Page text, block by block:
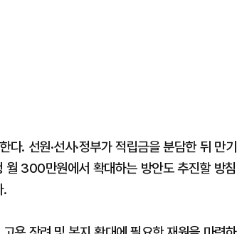
. 선원·선사·정부가 적립금을 분담한 뒤 만기
월 300만원에서 확대하는 방안도 추진할 방침
.